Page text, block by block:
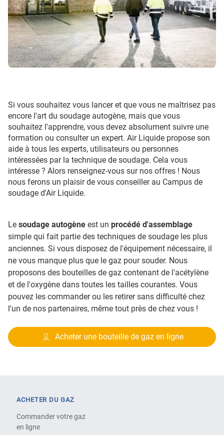
Si vous souhaitez vous lancer et que vous ne maîtrisez pas
encore l'art du soudage autogène, mais que vous
souhaitez l'apprendre, vous devez absolument suivre une
formation ou consulter un expert. Air Liquide propose son
aide à tous les experts, utilisateurs ou personnes
intéressées par la technique de soudage. Cela vous
intéresse ? Alors renseignez-vous sur nos offres ! Nous
nous ferons un plaisir de vous conseiller au Campus de
soudage d'Air Liquide.
Le soudage autogène est un procédé d'assemblage
simple qui fait partie des techniques de soudage les plus
anciennes. Si vous disposez de l'équipement nécessaire, il
ne vous manque plus que le gaz pour souder. Nous
proposons des bouteilles de gaz contenant de l'acétylène
et de l'oxygène dans toutes les tailles courantes. Vous
pouvez les commander ou les retirer sans difficulté chez
l'un de nos partenaires, même tout près de chez vous !
Acheter une bouteille de gaz en ligne
ACHETER DU GAZ
Commander votre gaz
en ligne